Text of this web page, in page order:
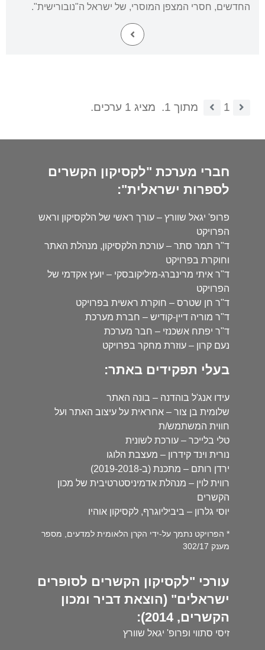
החדשים, חסרי המצפן המוסרי, של ישראל ה"נובורישית".
1 מתוך 1. מציג 1 ערכים.
חברי מערכת "לקסיקון הקשרים
לספרות ישראלית":
פרופ' יגאל שוורץ – עורך ראשי של הלקסיקון וראש
הפרויקט
ד"ר תמר סתר – עורכת הלקסיקון, מנהלת האתר
וחוקרת בפרויקט
ד"ר איתי מרינברג-מיליקובסקי – יועץ אקדמי של
הפרויקט
ד"ר חן שטרס – חוקרת ראשית בפרויקט
ד"ר מוריה דיין-קודיש – חברת מערכת
ד"ר יפתח אשכנזי – חבר מערכת
נעם קרון – עוזרת מחקר בפרויקט
בעלי תפקידים באתר:
עידו אנג'ל בוהדנה – בונה האתר
שלומית בן צור – אחראית על עיצוב האתר ועל
חווית המשתמש/ת
טלי בלייכר – עורכת לשונית
נורית וינד קידרון – מעצבת הלוגו
ירדן רותם – מתכנת (ב-2019-2018)
רווית לוין – מנהלת אדמיניסטרטיבית של מכון
הקשרים
יוסי גלרון – ביביליוגרף, לקסיקון אוהיו
* הפרויקט נתמך על-ידי הקרן הלאומית למדעים, מספר
מענק 302/17
עורכי "לקסיקון הקשרים לסופרים
ישראלים" (הוצאת דביר ומכון
הקשרים, 2014):
זיסי סתווי ופרופ' יגאל שוורץ